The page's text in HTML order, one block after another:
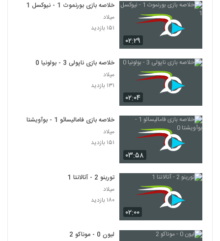
۰۲:۲۹
خلاصه بازی بورنموث 1 - نیوکسل 1
میلاد
۱۵۱ بازدید
۰۲:۰۴
خلاصه بازی ناپولی 3 - بولونیا 0
میلاد
۱۳۱ بازدید
۰۳:۵۸
خلاصه بازی فامالیسائو 1 - بوآویشتا 0
میلاد
۱۵۱ بازدید
۰۲:۰۰
تورینو 2 - آتالانتا 1
میلاد
۱۸۰ بازدید
لیون 0 - موناکو 2